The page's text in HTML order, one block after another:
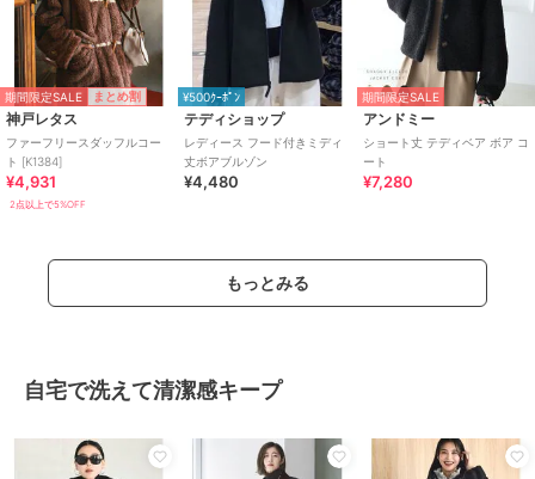
期間限定SALE まとめ割
神戸レタス
ファーフリースダッフルコー
ト [K1384]
¥4,931
2点以上で5%OFF
¥500ｸｰﾎﾟﾝ
テディショップ
レディース フード付きミディ
丈ボアブルゾン
¥4,480
期間限定SALE
アンドミー
ショート丈 テディベア ボア コ
ート
¥7,280
もっとみる
自宅で洗えて清潔感キープ